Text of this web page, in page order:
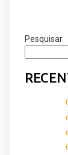
Pesquisar